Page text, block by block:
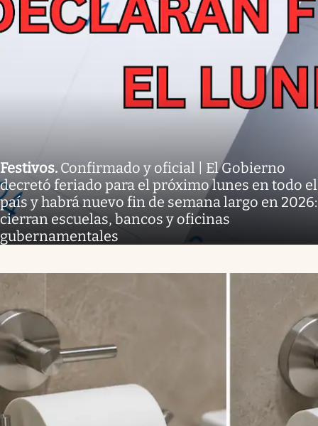
Festivos. Confirmado y oficial | El Gobierno
decretó feriado para el próximo lunes en todo el
país y habrá nuevo fin de semana largo en 2026:
cierran escuelas, bancos y oficinas
gubernamentales